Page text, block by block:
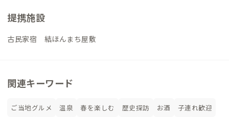
提携施設
古民家宿 結ほんまち屋敷
関連キーワード
ご当地グルメ 温泉 春を楽しむ 歴史探訪 お酒
子連れ歓迎